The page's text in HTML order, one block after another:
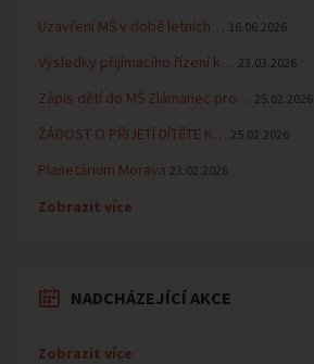
Uzavření MŠ v době letních… 16.06.2026
Výsledky přijímacího řízení k… 23.03.2026
Zápis dětí do MŠ Zlámanec pro… 25.02.2026
ŽÁDOST O PŘIJETÍ DÍTĚTE K… 25.02.2026
Planetárium Morava 23.02.2026
Zobrazit více
NADCHÁZEJÍCÍ AKCE
Zobrazit více